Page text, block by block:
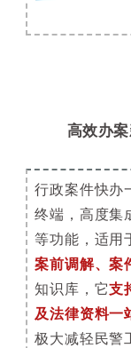
高效办
行政案件快办
终端，高度集
等功能，适用
案前调解、案
知识库，它支
及法律资料一
极大减轻民警